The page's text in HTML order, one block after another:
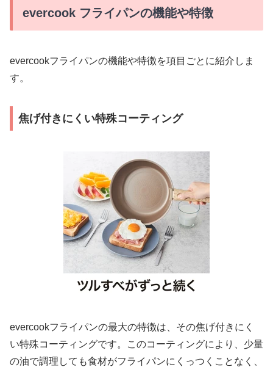
evercook フライパンの機能や特徴
evercookフライパンの機能や特徴を項目ごとに紹介しま
す。
焦げ付きにくい特殊コーティング
evercookフライパンの最大の特徴は、その焦げ付きにく
い特殊コーティングです。このコーティングにより、少量
の油で調理しても食材がフライパンにくっつくことなく、